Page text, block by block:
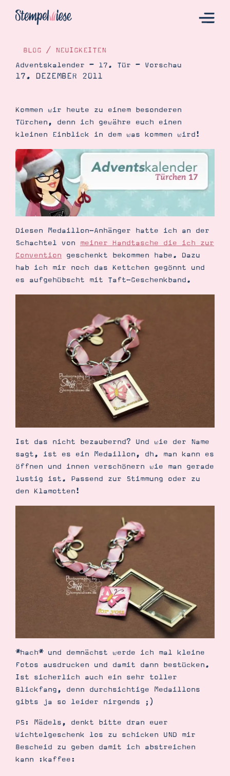
Katalog
Bestellen
Kontakt
Angebote
Demonstrator werden
Blog
Gutscheine
Produkte erklärt
Über mich
Über Stampin’ Up!
Tipps & Tricks
Ordnungstipps
BLOG / NEUIGKEITEN
Adventskalender – 17. Tür – Vorschau
17. DEZEMBER 2011
Kommen wir heute zu einem besonderen
Türchen, denn ich gewähre euch einen
kleinen Einblick in dem was kommen wird!
Diesen Medaillon-Anhänger hatte ich an der
Schachtel von meiner Handtasche die ich zur
Convention geschenkt bekommen habe. Dazu
hab ich mir noch das Kettchen gegönnt und
es aufgehübscht mit Taft-Geschenkband.
Ist das nicht bezaubernd? Und wie der Name
sagt, ist es ein Medaillon, dh. man kann es
öffnen und innen verschönern wie man gerade
lustig ist. Passend zur Stimmung oder zu
den Klamotten!
*hach* und demnächst werde ich mal kleine
Fotos ausdrucken und damit dann bestücken.
Ist sicherlich auch ein sehr toller
Blickfang, denn durchsichtige Medaillons
gibts ja so leider nirgends ;)
PS: Mädels, denkt bitte dran euer
Wichtelgeschenk los zu schicken UND mir
Bescheid zu geben damit ich abstreichen
kann :kaffee: